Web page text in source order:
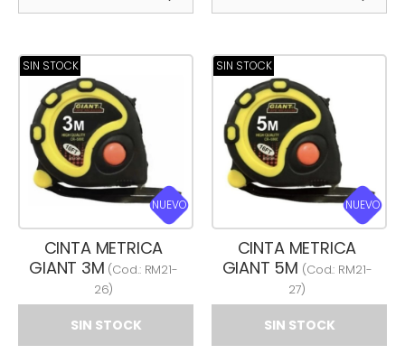
SIN STOCK
NUEVO
CINTA METRICA
GIANT 3M (Cod.: RM21-
26)
SIN STOCK
SIN STOCK
NUEVO
CINTA METRICA
GIANT 5M (Cod.: RM21-
27)
SIN STOCK